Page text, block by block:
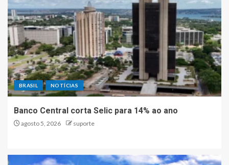
BRASIL NOTÍCIAS
Banco Central corta Selic para 14% ao ano
agosto 5, 2026 suporte